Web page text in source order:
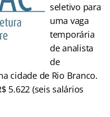
seletivo para
uma vaga
temporária
de analista
de
cidade de Rio Branco.
5.622 (seis salários